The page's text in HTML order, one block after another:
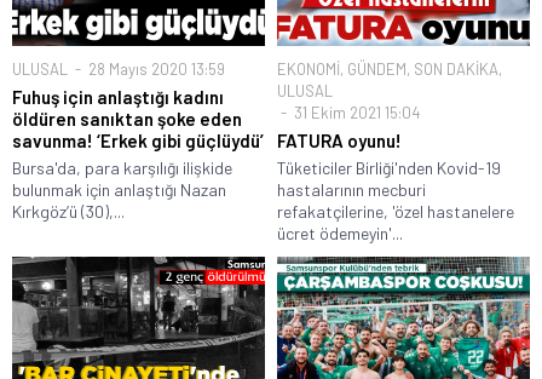
ULUSAL 28 Mayıs 2020 13:59
Fuhuş için anlaştığı kadını
öldüren sanıktan şoke eden
savunma! ‘Erkek gibi güçlüydü’
Bursa'da, para karşılığı ilişkide
bulunmak için anlaştığı Nazan
Kırkgöz’ü (30),...
EKONOMİ, GÜNDEM, SON DAKİKA,
ULUSAL
31 Ekim 2021 15:04
FATURA oyunu!
Tüketiciler Birliği'nden Kovid-19
hastalarının mecburi
refakatçilerine, 'özel hastanelere
ücret ödemeyin'...